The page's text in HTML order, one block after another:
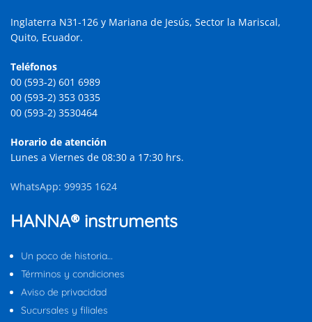
Inglaterra N31-126 y Mariana de Jesús, Sector la Mariscal,
Quito, Ecuador.
Teléfonos
00 (593-2) 601 6989
00 (593-2) 353 0335
00 (593-2) 3530464
Horario de atención
Lunes a Viernes de 08:30 a 17:30 hrs.
WhatsApp: 99935 1624
HANNA® instruments
Un poco de historia…
Términos y condiciones
Aviso de privacidad
Sucursales y filiales